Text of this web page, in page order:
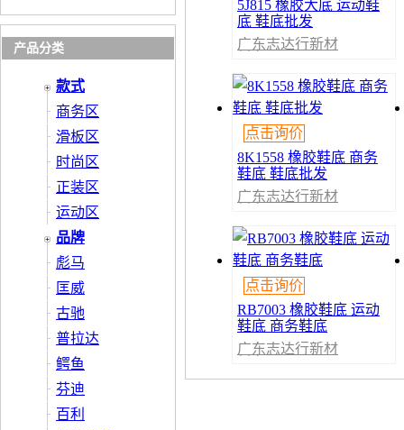
产品分类
款式
商务区
滑板区
时尚区
正装区
运动区
品牌
彪马
匡威
古驰
普拉达
鳄鱼
芬迪
百利
5J815 橡胶大底 运动鞋
底 鞋底批发
广东志达行新材
点击询价
8K1558 橡胶鞋底 商务
鞋底 鞋底批发
广东志达行新材
点击询价
RB7003 橡胶鞋底 运动
鞋底 商务鞋底
广东志达行新材